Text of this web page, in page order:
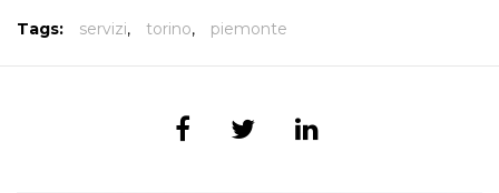
Tags: servizi, torino, piemonte